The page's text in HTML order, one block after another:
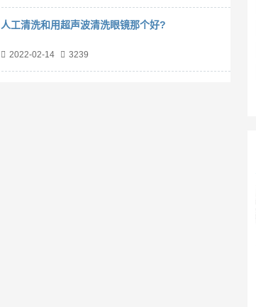
人工清洗和用超声波清洗眼镜那个好?
2022-02-14 3239